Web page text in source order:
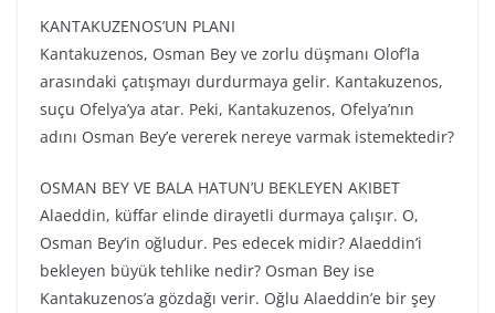
KANTAKUZENOS’UN PLANI
Kantakuzenos, Osman Bey ve zorlu düşmanı Olof’la
arasındaki çatışmayı durdurmaya gelir. Kantakuzenos,
suçu Ofelya’ya atar. Peki, Kantakuzenos, Ofelya’nın
adını Osman Bey’e vererek nereye varmak istemektedir?
OSMAN BEY VE BALA HATUN’U BEKLEYEN AKIBET
Alaeddin, küffar elinde dirayetli durmaya çalışır. O,
Osman Bey’in oğludur. Pes edecek midir? Alaeddin’i
bekleyen büyük tehlike nedir? Osman Bey ise
Kantakuzenos’a gözdağı verir. Oğlu Alaeddin’e bir şey